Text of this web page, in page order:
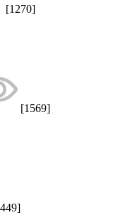
[1270]
[1569]